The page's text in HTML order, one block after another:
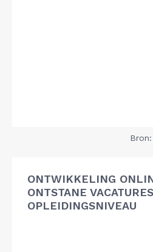
ONTWIKKELING
ONTSTANE
OPLEIDINGSNIVEAU